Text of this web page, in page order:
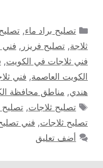
التصنيفات
تصليح براد ماء,
ثلاجة, تصليح فريزر , فني
فني ثلاجات في الكويت,
الكويت العاصمة, فني
هندي, مناطق محافظة
الوسوم
تصليح ثلاجات,تصليح
تصليح ثلاجات, فني
أضف تعليق